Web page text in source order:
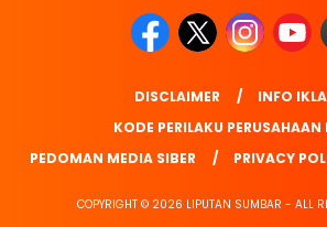
DISCLAIMER
INFO
KODE PERILAKU PERUSAHAAN
PEDOMAN MEDIA SIBER
PRIVACY
COPYRIGHT © 2026 LIPUTAN SUMBAR - ALL